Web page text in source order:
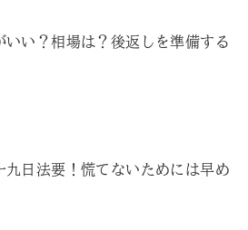
い？相場は？後返しを準備する
九日法要！慌てないためには早め